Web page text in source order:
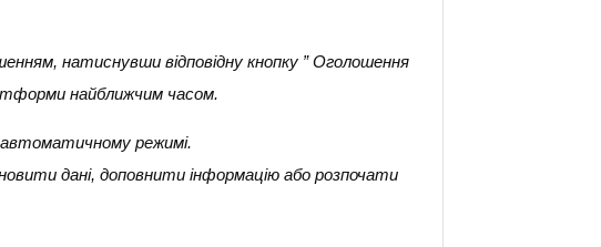
натиснувши відповідну кнопку ” Оголошення
найближчим часом.
режимі.
дані, доповнити інформацію або розпочати